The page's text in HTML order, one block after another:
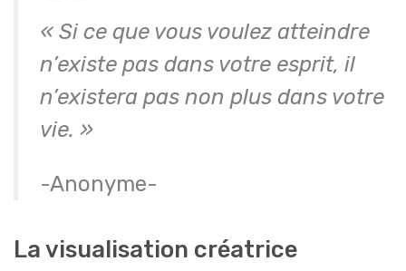
« Si ce que vous voulez atteindre
n’existe pas dans votre esprit, il
n’existera pas non plus dans votre
vie. »
-Anonyme-
La visualisation créatrice